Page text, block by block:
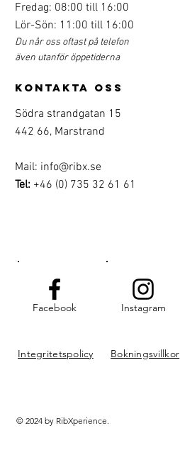
Fredag: 08:00 till 16:00
Lör-Sön: 11:00 till 16:00
Du når oss oftast på telefon
även utanför öppetiderna
kontakta oss
Södra strandgatan 15
442 66, Marstrand
Mail: info@ribx.se
Tel: +46 (0) 735 32 61 61
Facebook Instagram
Integritetspolicy Bokningsvillkor
© 2024 by RibXperience.